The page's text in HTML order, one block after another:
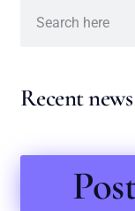
Recent news